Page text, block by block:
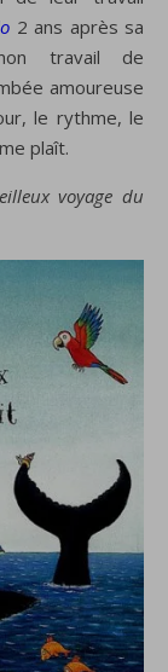
2 ans après sa
travail de
amoureuse
le rythme, le
plaît.
voyage du